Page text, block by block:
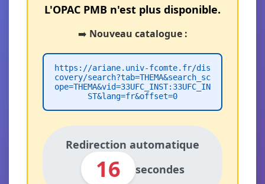
L'OPAC PMB n'est plus disponible.
➡️ Nouveau catalogue :
https://ariane.univ-fcomte.fr/dis
covery/search?tab=THEMA&search_sc
ope=THEMA&vid=33UFC_INST:33UFC_IN
ST&lang=fr&offset=0
Redirection automatique
16 secondes